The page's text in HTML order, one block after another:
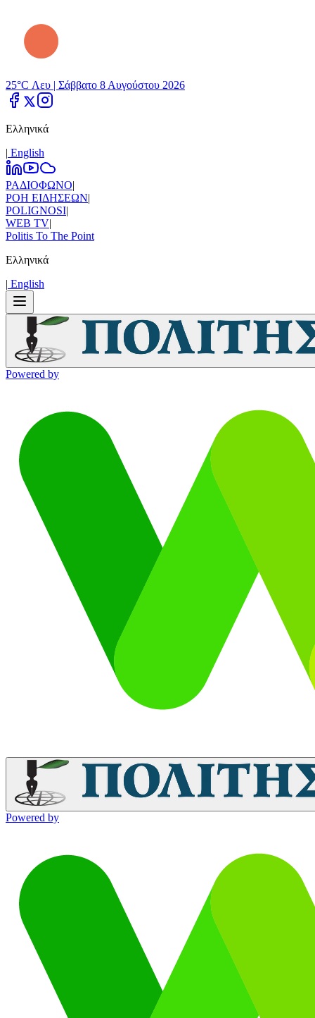
25°C Λευ | Σάββατο 8 Αυγούστου 2026
Ελληνικά
| Εnglish
ΡΑΔΙΟΦΩΝΟ|
ΡΟΗ ΕΙΔΗΣΕΩΝ|
POLIGNOSI|
WEB TV|
Politis To The Point
Ελληνικά
| Εnglish
Powered by
Powered by